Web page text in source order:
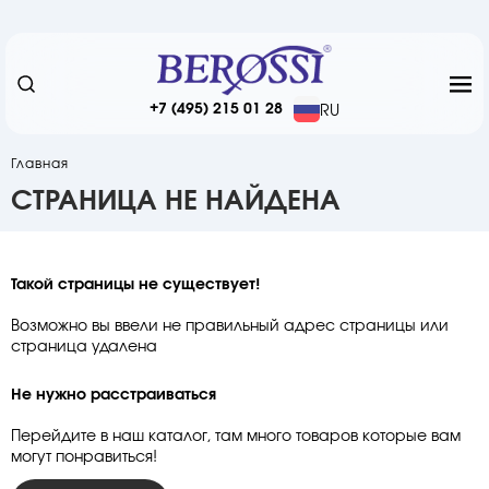
+7 (495) 215 01 28 RU
Главная
СТРАНИЦА НЕ НАЙДЕНА
Такой страницы не существует!
Возможно вы ввели не правильный адрес страницы или
страница удалена
Не нужно расстраиваться
Перейдите в наш каталог, там много товаров которые вам
могут понравиться!